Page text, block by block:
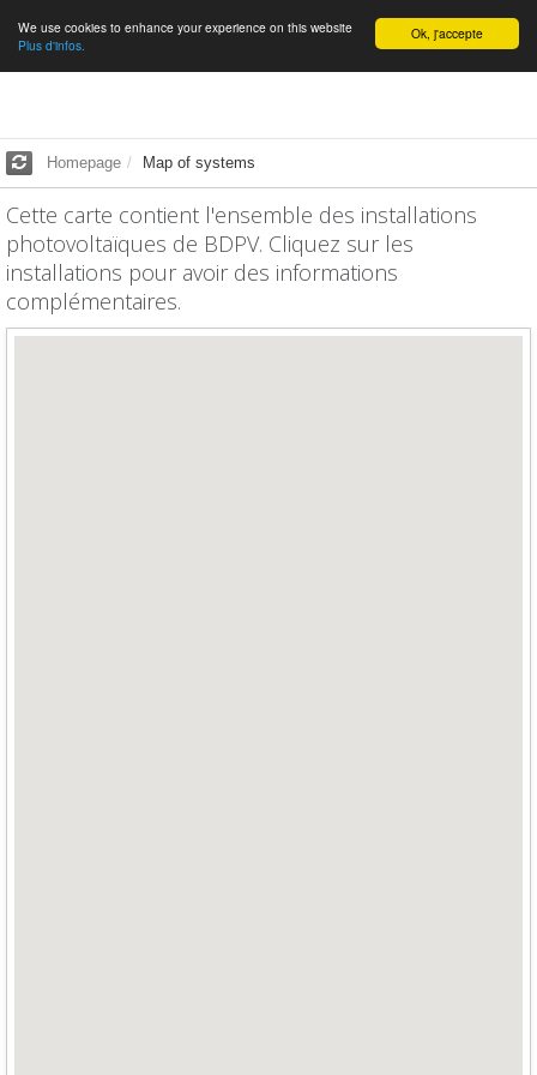
English Ok, j'accepte
We use cookies to enhance your experience on this website
Plus d'infos.
Homepage Map of systems
Cette carte contient l'ensemble des installations
photovoltaïques de BDPV. Cliquez sur les
installations pour avoir des informations
complémentaires.